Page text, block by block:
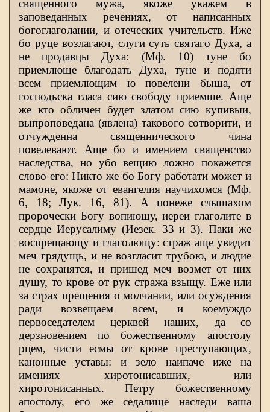
священного мужа, якоже укажем в
заповеданных речениях, от написанных
богоглаголании, и отеческих учительств. Иже
бо руце возлагают, слуги суть святаго Духа, а
не продавцы Духа: (Мф. 10) туне бо
приемлюще благодать Духа, туне и подяти
всем приемлющим ю повелени быша, от
господьска гласа сию свободу приемше. Аще
же кто обличен будет златом сию купивыи,
выпроповедана (явлена) такового сотворити, и
отчужденна священнического чина
повелевают. Аще бо и имением священство
наследства, но убо вещию ложно покажется
слово его: Никто же бо Богу работати может и
мамоне, якоже от евангелия научихомся (Мф.
6, 18; Лук. 16, 81). А понеже слышахом
пророчески Богу вопиющу, иереи глаголите в
сердце Иерусалиму (Иезек. 33 и 3). Паки же
воспрещающу и глаголющу: страж аще увидит
меч грядущь, и не возгласит трубою, и людие
не сохранятся, и пришед меч возмет от них
душу, то крове от рук стража взыщу. Еже или
за страх прещения о молчании, или осуждения
ради возвещаем всем, и коемуждо
первоседателем церквей наших, да со
дерзновением по божественному апостолу
рцем, чисти есмы от крове преступающих,
канонные уставы: и зело наипаче иже на
имениях хиротонисавших, или
хиротонисанных. Петру божественному
апостолу, его же седалище наследи ваша